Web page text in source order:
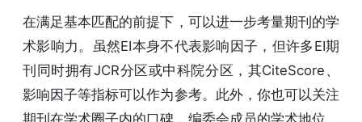
在满足基本匹配的前提下，可以进一步考量期刊的学
术影响力。虽然EI本身不代表影响因子，但许多EI期
刊同时拥有JCR分区或中科院分区，其CiteScore、
影响因子等指标可以作为参考。此外，你也可以关注
期刊在学术圈子内的口碑、编委会成员的学术地位、